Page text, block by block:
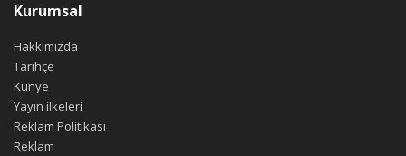
Kurumsal
Hakkımızda
Tarihçe
Künye
Yayın ilkeleri
Reklam Politikası
Reklam